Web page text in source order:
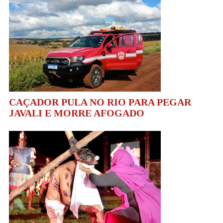
CAÇADOR PULA NO RIO PARA PEGAR
JAVALI E MORRE AFOGADO